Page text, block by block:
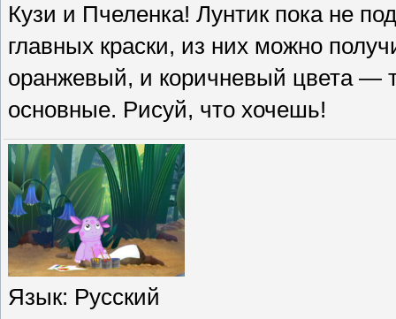
Кузи и Пчеленка! Лунтик пока не
главных краски, из них можно
оранжевый, и коричневый цвета —
основные. Рисуй, что хочешь!
Язык: Русский